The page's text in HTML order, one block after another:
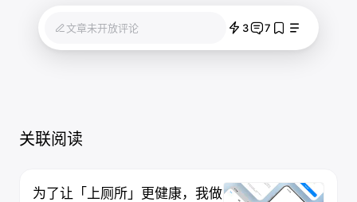
文章未开放评论 3 7
关联阅读
为了让「上厕所」更健康，我做